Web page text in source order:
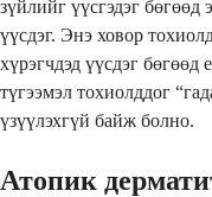
зүйлийг үүсгэдэг
үүсдэг. Энэ ховор
хүрэгчдэд үүсдэг
түгээмэл тохиолддог
үзүүлэхгүй байж болно.
Атопик